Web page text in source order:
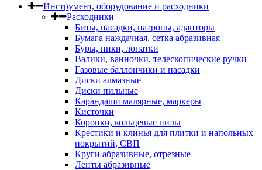
Инструмент, оборудование и расходники
Расходники
Биты, насадки, патроны, адапторы
Бумага наждачная, сетка абразивная
Буры, пики, лопатки
Валики, ванночки, телескопические ручки
Газовые баллончики и насадки
Диски алмазные
Диски пильные
Карандаши малярные, маркеры
Кисточки
Коронки, кольцевые пилы
Крестики и клинья для плитки и напольных
покрытий, СВП
Круги абразивные, отрезные
Ленты абразивные